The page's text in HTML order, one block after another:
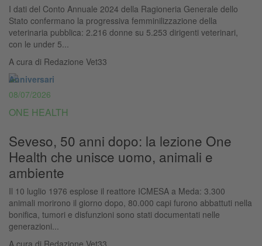
I dati del Conto Annuale 2024 della Ragioneria Generale dello
Stato confermano la progressiva femminilizzazione della
veterinaria pubblica: 2.216 donne su 5.253 dirigenti veterinari,
con le under 5...
A cura di Redazione Vet33
Anniversari
08/07/2026
ONE HEALTH
Seveso, 50 anni dopo: la lezione One
Health che unisce uomo, animali e
ambiente
Il 10 luglio 1976 esplose il reattore ICMESA a Meda: 3.300
animali morirono il giorno dopo, 80.000 capi furono abbattuti nella
bonifica, tumori e disfunzioni sono stati documentati nelle
generazioni...
A cura di Redazione Vet33